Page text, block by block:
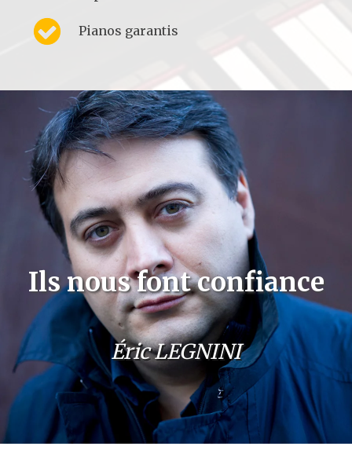
Nos engagements
La garantie qualité d'un maître-
artisan
Facilités de paiement de 10 à 36
mensualités
Livraisons et accords gratuits
Contrat de reprise pour un achat
supérieur
Pianos garantis